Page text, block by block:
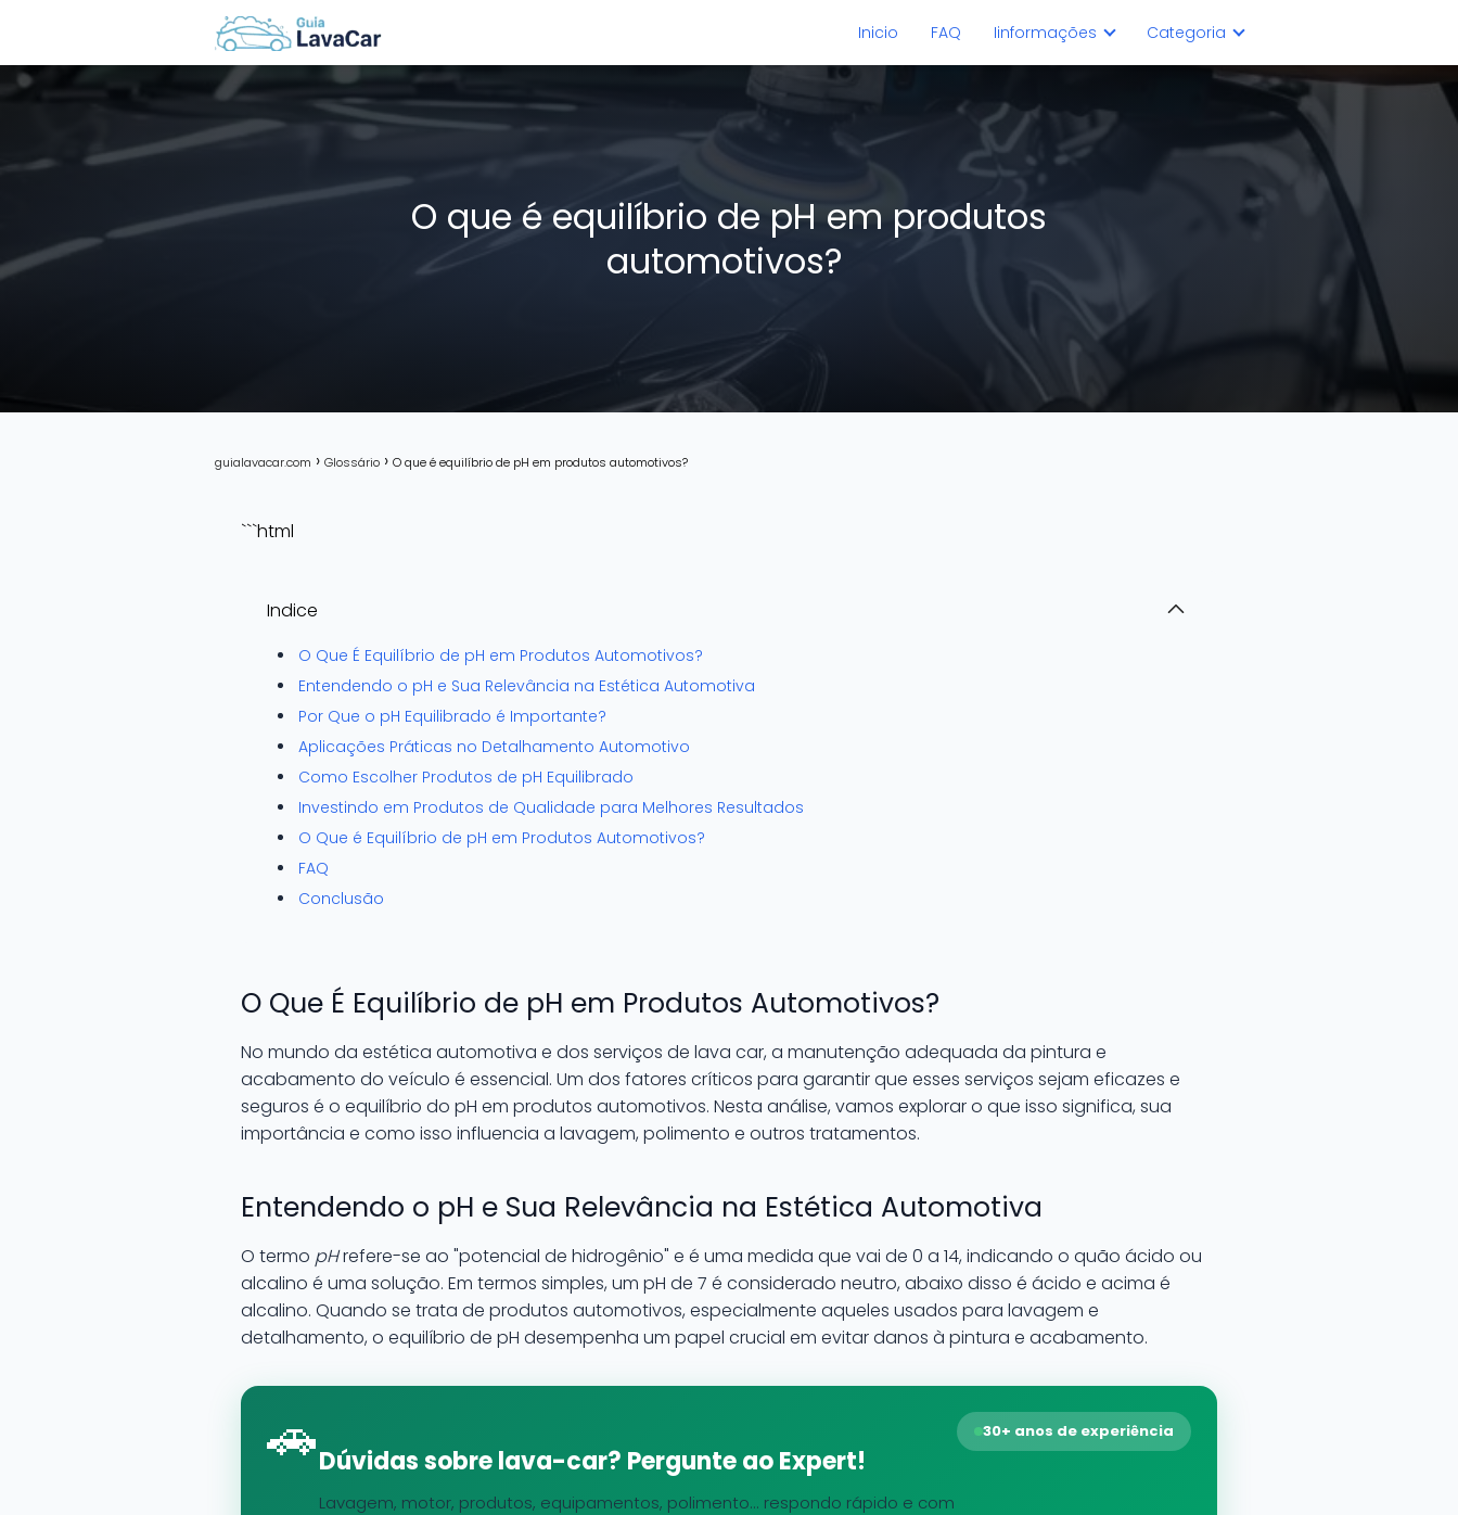
Inicio FAQ Iinformações Categoria
O que é equilíbrio de pH em produtos
automotivos?
guialavacar.com Glossário O que é equilíbrio de pH em produtos automotivos?
```html
Indice
O Que É Equilíbrio de pH em Produtos Automotivos?
Entendendo o pH e Sua Relevância na Estética Automotiva
Por Que o pH Equilibrado é Importante?
Aplicações Práticas no Detalhamento Automotivo
Como Escolher Produtos de pH Equilibrado
Investindo em Produtos de Qualidade para Melhores Resultados
O Que é Equilíbrio de pH em Produtos Automotivos?
FAQ
Conclusão
O Que É Equilíbrio de pH em Produtos Automotivos?
No mundo da estética automotiva e dos serviços de lava car, a manutenção adequada da pintura e
acabamento do veículo é essencial. Um dos fatores críticos para garantir que esses serviços sejam eficazes e
seguros é o equilíbrio do pH em produtos automotivos. Nesta análise, vamos explorar o que isso significa, sua
importância e como isso influencia a lavagem, polimento e outros tratamentos.
Entendendo o pH e Sua Relevância na Estética Automotiva
O termo pHrefere-se ao "potencial de hidrogênio" e é uma medida que vai de 0 a 14, indicando o quão ácido ou
alcalino é uma solução. Em termos simples, um pH de 7 é considerado neutro, abaixo disso é ácido e acima é
alcalino. Quando se trata de produtos automotivos, especialmente aqueles usados para lavagem e
detalhamento, o equilíbrio de pH desempenha um papel crucial em evitar danos à pintura e acabamento.
🚗Dúvidas sobre lava-car? Pergunte ao Expert!
Lavagem, motor, produtos, equipamentos, polimento... respondo rápido e com
30+ anos de experiência